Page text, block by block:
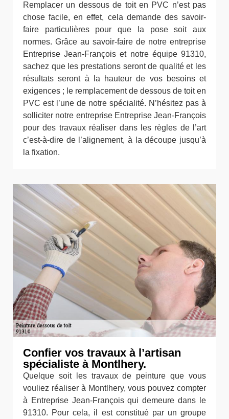
Remplacer un dessous de toit en PVC n’est pas
chose facile, en effet, cela demande des savoir-
faire particulières pour que la pose soit aux
normes. Grâce au savoir-faire de notre entreprise
Entreprise Jean-François et notre équipe 91310,
sachez que les prestations seront de qualité et les
résultats seront à la hauteur de vos besoins et
exigences ; le remplacement de dessous de toit en
PVC est l’une de notre spécialité. N’hésitez pas à
solliciter notre entreprise Entreprise Jean-François
pour des travaux réaliser dans les règles de l’art
c’est-à-dire de l’alignement, à la découpe jusqu’à
la fixation.
Confier vos travaux à l’artisan
spécialiste à Montlhery.
Quelque soit les travaux de peinture que vous
vouliez réaliser à Montlhery, vous pouvez compter
à Entreprise Jean-François qui demeure dans le
91310. Pour cela, il est constitué par un groupe